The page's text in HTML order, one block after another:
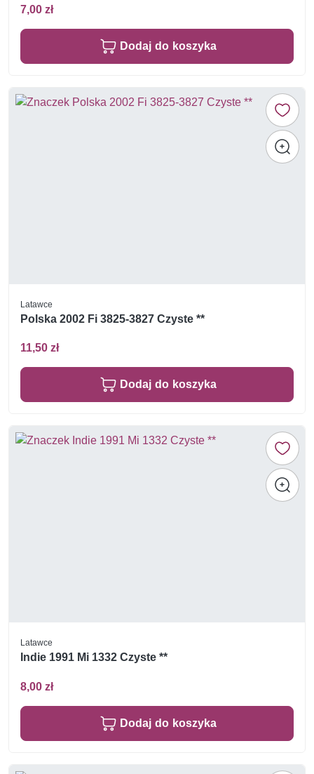
7,00 zł
Dodaj do koszyka
Latawce
Polska 2002 Fi 3825-3827 Czyste **
11,50 zł
Dodaj do koszyka
Latawce
Indie 1991 Mi 1332 Czyste **
8,00 zł
Dodaj do koszyka